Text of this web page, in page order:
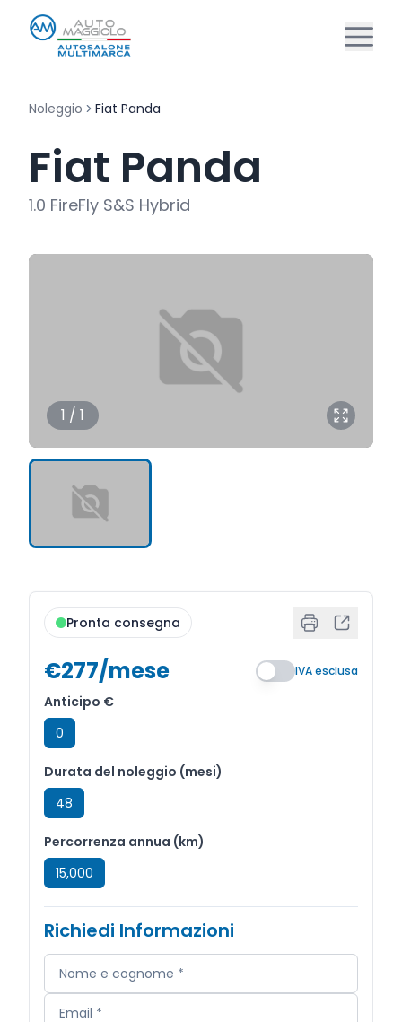
Noleggio Fiat Panda
Fiat Panda
1.0 FireFly S&S Hybrid
1 / 1
Pronta consegna
€277/mese IVA esclusa
Anticipo €
0
Durata del noleggio (mesi)
48
Percorrenza annua (km)
15,000
Richiedi Informazioni